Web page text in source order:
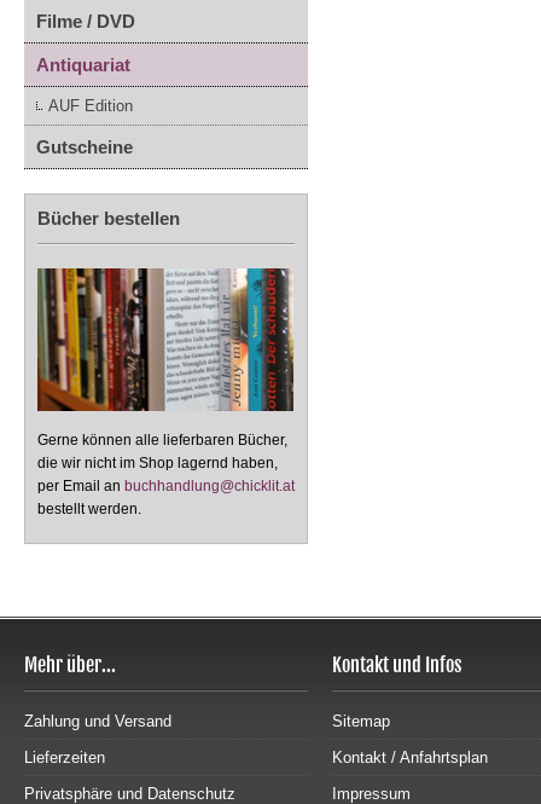
Filme / DVD
Antiquariat
AUF Edition
Gutscheine
Bücher bestellen
Gerne können alle lieferbaren Bücher,
die wir nicht im Shop lagernd haben,
per Email an buchhandlung@chicklit.at
bestellt werden.
Mehr über...
Zahlung und Versand
Lieferzeiten
Privatsphäre und Datenschutz
Kontakt und Infos
Sitemap
Kontakt / Anfahrtsplan
Impressum